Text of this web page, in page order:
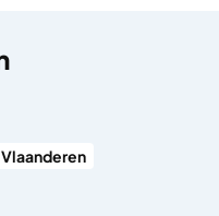
Vlaanderen